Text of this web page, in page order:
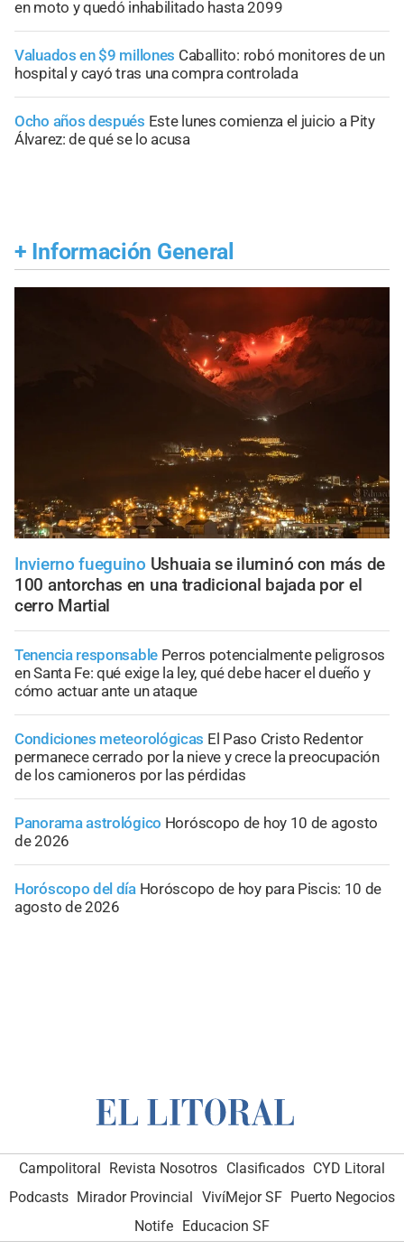
en moto y quedó inhabilitado hasta 2099
Valuados en $9 millones Caballito: robó monitores de un
hospital y cayó tras una compra controlada
Ocho años después Este lunes comienza el juicio a Pity
Álvarez: de qué se lo acusa
+ Información General
Invierno fueguino Ushuaia se iluminó con más de
100 antorchas en una tradicional bajada por el
cerro Martial
Tenencia responsable Perros potencialmente peligrosos
en Santa Fe: qué exige la ley, qué debe hacer el dueño y
cómo actuar ante un ataque
Condiciones meteorológicas El Paso Cristo Redentor
permanece cerrado por la nieve y crece la preocupación
de los camioneros por las pérdidas
Panorama astrológico Horóscopo de hoy 10 de agosto
de 2026
Horóscopo del día Horóscopo de hoy para Piscis: 10 de
agosto de 2026
Campolitoral Revista Nosotros Clasificados CYD Litoral
Podcasts Mirador Provincial VivíMejor SF Puerto Negocios
Notife Educacion SF